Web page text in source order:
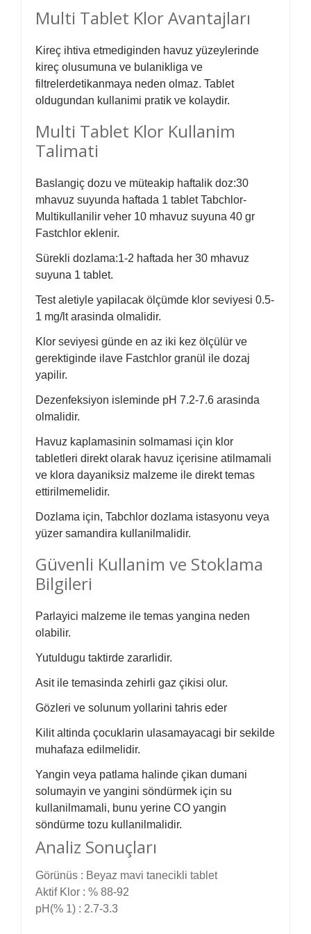
Multi Tablet Klor Avantajları
Kireç ihtiva etmediginden havuz yüzeylerinde
kireç olusumuna ve bulanikliga ve
filtrelerdetikanmaya neden olmaz. Tablet
oldugundan kullanimi pratik ve kolaydir.
Multi Tablet Klor Kullanim
Talimati
Baslangiç dozu ve müteakip haftalik doz:30
mhavuz suyunda haftada 1 tablet Tabchlor-
Multikullanilir veher 10 mhavuz suyuna 40 gr
Fastchlor eklenir.
Sürekli dozlama:1-2 haftada her 30 mhavuz
suyuna 1 tablet.
Test aletiyle yapilacak ölçümde klor seviyesi 0.5-
1 mg/lt arasinda olmalidir.
Klor seviyesi günde en az iki kez ölçülür ve
gerektiginde ilave Fastchlor granül ile dozaj
yapilir.
Dezenfeksiyon isleminde pH 7.2-7.6 arasinda
olmalidir.
Havuz kaplamasinin solmamasi için klor
tabletleri direkt olarak havuz içerisine atilmamali
ve klora dayaniksiz malzeme ile direkt temas
ettirilmemelidir.
Dozlama için, Tabchlor dozlama istasyonu veya
yüzer samandira kullanilmalidir.
Güvenli Kullanim ve Stoklama
Bilgileri
Parlayici malzeme ile temas yangina neden
olabilir.
Yutuldugu taktirde zararlidir.
Asit ile temasinda zehirli gaz çikisi olur.
Gözleri ve solunum yollarini tahris eder
Kilit altinda çocuklarin ulasamayacagi bir sekilde
muhafaza edilmelidir.
Yangin veya patlama halinde çikan dumani
solumayin ve yangini söndürmek için su
kullanilmamali, bunu yerine CO yangin
söndürme tozu kullanilmalidir.
Analiz Sonuçları
Görünüs : Beyaz mavi tanecikli tablet
Aktif Klor : % 88-92
pH(% 1) : 2.7-3.3